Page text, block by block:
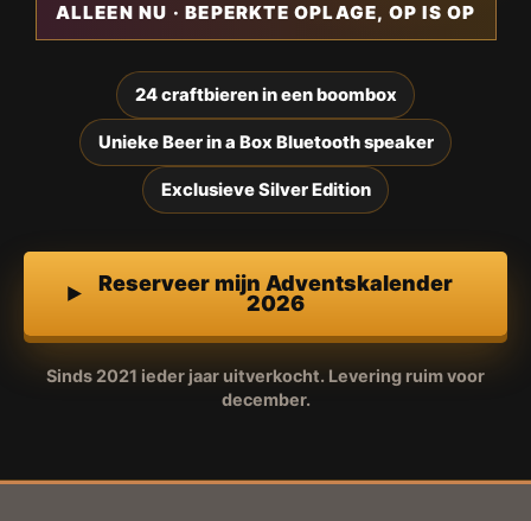
ALLEEN NU · BEPERKTE OPLAGE, OP IS OP
24 craftbieren in een boombox
Unieke Beer in a Box Bluetooth speaker
Exclusieve Silver Edition
Reserveer mijn Adventskalender
2026
Sinds 2021 ieder jaar uitverkocht. Levering ruim voor
december.